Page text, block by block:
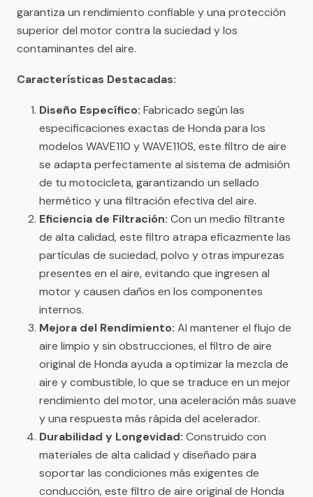
garantiza un rendimiento confiable y una protección
superior del motor contra la suciedad y los
contaminantes del aire.
Características Destacadas:
Diseño Específico: Fabricado según las
especificaciones exactas de Honda para los
modelos WAVE110 y WAVE110S, este filtro de aire
se adapta perfectamente al sistema de admisión
de tu motocicleta, garantizando un sellado
hermético y una filtración efectiva del aire.
Eficiencia de Filtración: Con un medio filtrante
de alta calidad, este filtro atrapa eficazmente las
partículas de suciedad, polvo y otras impurezas
presentes en el aire, evitando que ingresen al
motor y causen daños en los componentes
internos.
Mejora del Rendimiento: Al mantener el flujo de
aire limpio y sin obstrucciones, el filtro de aire
original de Honda ayuda a optimizar la mezcla de
aire y combustible, lo que se traduce en un mejor
rendimiento del motor, una aceleración más suave
y una respuesta más rápida del acelerador.
Durabilidad y Longevidad: Construido con
materiales de alta calidad y diseñado para
soportar las condiciones más exigentes de
conducción, este filtro de aire original de Honda